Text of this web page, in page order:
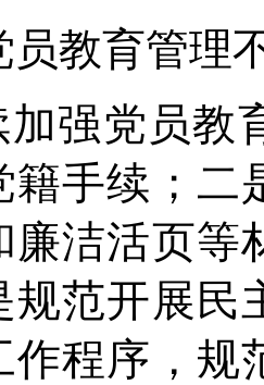
员教育管理
加强党员教
籍手续；二
廉洁活页等
规范开展民
作程序，规